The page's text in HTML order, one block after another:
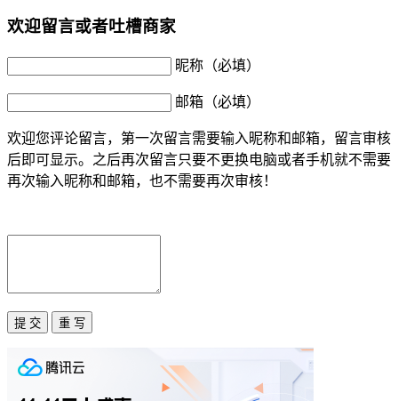
欢迎留言或者吐槽商家
昵称（必填）
邮箱（必填）
欢迎您评论留言，第一次留言需要输入昵称和邮箱，留言审核
后即可显示。之后再次留言只要不更换电脑或者手机就不需要
再次输入昵称和邮箱，也不需要再次审核！